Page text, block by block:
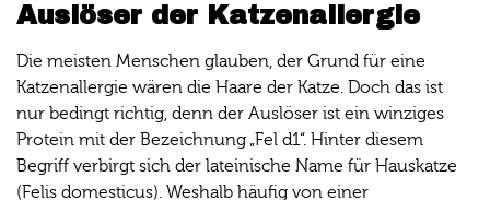
Auslöser der Katzenallergie
Die meisten Menschen glauben, der Grund für eine
Katzenallergie wären die Haare der Katze. Doch das ist
nur bedingt richtig, denn der Auslöser ist ein winziges
Protein mit der Bezeichnung „Fel d1“. Hinter diesem
Begriff verbirgt sich der lateinische Name für Hauskatze
(Felis domesticus). Weshalb häufig von einer